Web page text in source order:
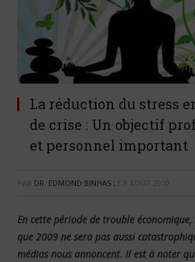
La réduction du stress
de crise : Un objectif
et personnel important
PAR DR. EDMOND BINHAS LE 9 AOÛT 2010
En cette période de trouble
que 2009 ne sera pas aussi
médias nous annoncent. Il est à noter